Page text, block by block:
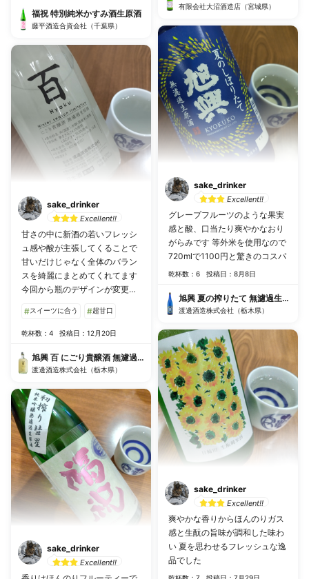
福祝 特別純米かすみ酒生原酒
藤平酒造合資会社（千葉県）
sake_drinker
Excellent!!
甘さの中に新酒の若いフレッシ
ュ感や酸が主張してくることで
甘いだけじゃなく全体のバラン
スを綺麗にまとめてくれてます
今回から瓶のデザインが変更の
#スイーツに合う #超甘口
乾杯数：4 投稿日：12月20日
旭興 百 にごり貴醸酒 無濾過生原酒
渡邊酒造株式会社（栃木県）
sake_drinker
Excellent!!
有限会社大沼酒造店（宮城県）
sake_drinker
Excellent!!
グレープフルーツのような果実
感と酸、口当たり爽やかなおり
がらみです 等外米を使用なので
720mlで1100円と驚きのコスパ
乾杯数：6 投稿日：8月8日
旭興 夏の搾りたて 無濾過生原酒
渡邊酒造株式会社（栃木県）
sake_drinker
Excellent!!
爽やかな香りからほんのりガス
感と生酛の旨味が調和した味わ
い 夏を思わせるフレッシュな逸
品でした